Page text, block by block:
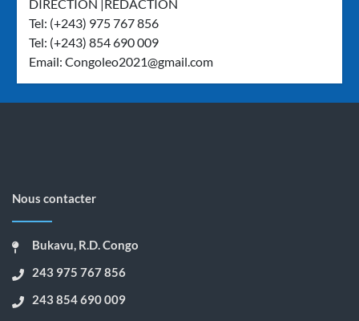
DIRECTION |REDACTION
Tel: (+243) 975 767 856
Tel: (+243) 854 690 009
Email:Congoleo2021@gmail.com
Nous contacter
Bukavu, R.D. Congo
243 975 767 856
243 854 690 009